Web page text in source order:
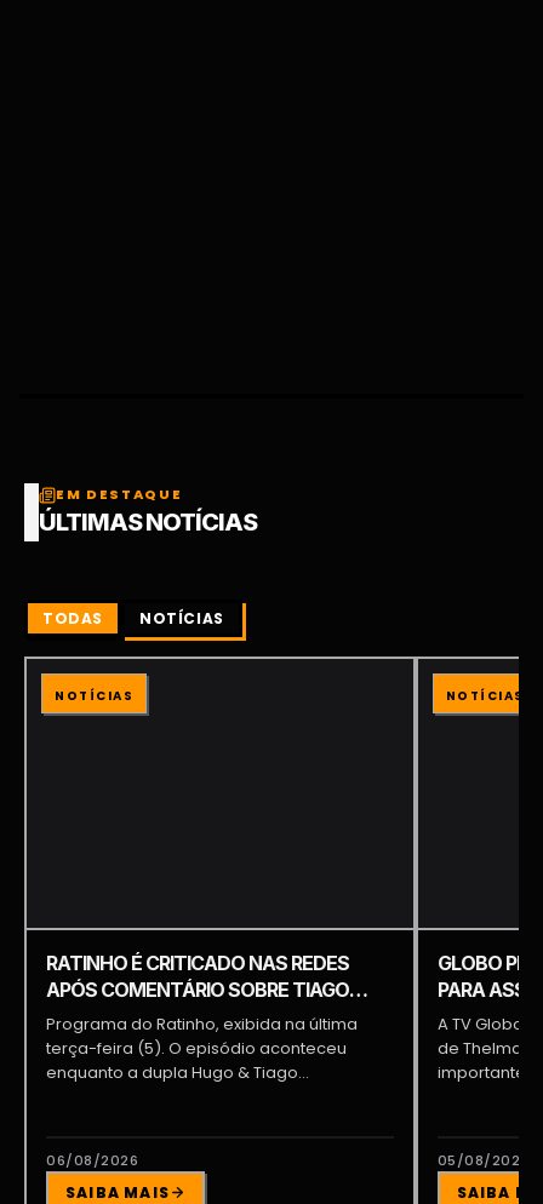
EM DESTAQUE
ÚLTIMAS NOTÍCIAS
TODAS NOTÍCIAS
NOTÍCIAS
RATINHO É CRITICADO NAS REDES
APÓS COMENTÁRIO SOBRE TIAGO
PIQUILO DURANTE PROGRAMA
Programa do Ratinho, exibida na última
terça-feira (5). O episódio aconteceu
enquanto a dupla Hugo & Tiago
06/08/2026
SAIBA MAIS
NOTÍCIAS
GLOBO
PARA
BRAGA E
A TV Globo
de Thelma
importante
05/08/2026
SAIBA